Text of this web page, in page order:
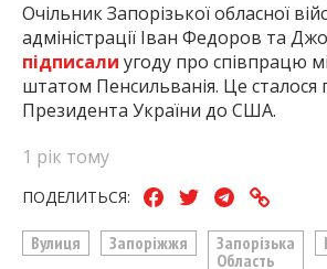
Очільник Запорізької обласної
адміністрації Іван Федоров та
підписали угоду про співпрацю
штатом Пенсильванія. Це сталося
Президента України до США.
1 рік тому
ПОДЕЛИТЬСЯ:
Вулиця Запоріжжя
Запорізька
Область